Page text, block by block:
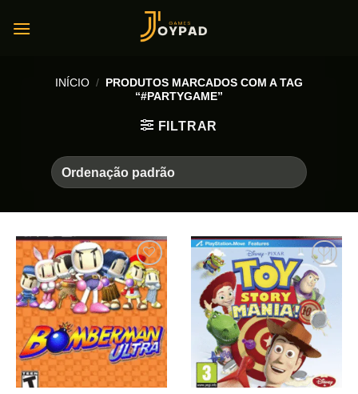
INÍCIO / PRODUTOS MARCADOS COM A TAG
“#PARTYGAME”
FILTRAR